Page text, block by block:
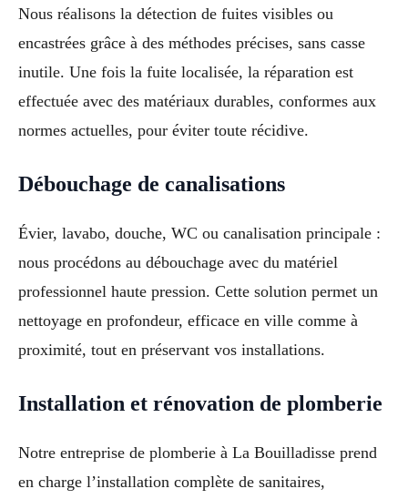
Nous réalisons la détection de fuites visibles ou
encastrées grâce à des méthodes précises, sans casse
inutile. Une fois la fuite localisée, la réparation est
effectuée avec des matériaux durables, conformes aux
normes actuelles, pour éviter toute récidive.
Débouchage de canalisations
Évier, lavabo, douche, WC ou canalisation principale :
nous procédons au débouchage avec du matériel
professionnel haute pression. Cette solution permet un
nettoyage en profondeur, efficace en ville comme à
proximité, tout en préservant vos installations.
Installation et rénovation de plomberie
Notre entreprise de plomberie à La Bouilladisse prend
en charge l’installation complète de sanitaires,